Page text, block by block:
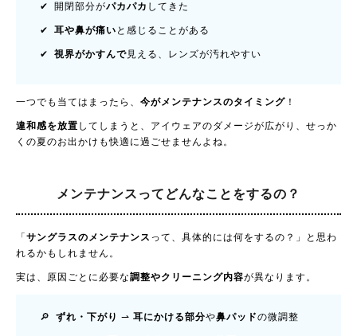
✔ 開閉部分がパカパカ してきた
✔ 耳や鼻が痛い と感じることがある
✔ 視界がかすんで見える、レンズが汚れやすい
一つでも当てはまったら、 今がメンテナンスのタイミング ！
違和感を放置 してしまうと、アイウェアのダメージが広がり、せっか
くの夏のお出かけも快適に過ごせませんよね。
メンテナンスって どんなことをするの？
「 サングラスのメンテナンス って、具体的には何をするの？」と思わ
れるかもしれません。
実は、原因ごとに必要な調整やクリーニング内容が異なります。
🔎 ずれ・下がり ⇀ 耳にかける部分や鼻パッドの微調整